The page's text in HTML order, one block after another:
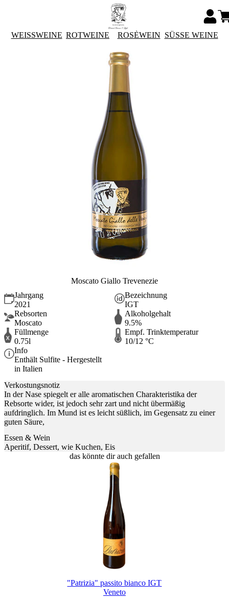
WEISSWEINE ROTWEINE ROSÈWEIN SÜSSE WEINE
Moscato Giallo Trevenezie
Jahrgang
2021
Bezeichnung
IGT
Rebsorten
Moscato
Alkoholgehalt
9.5%
Füllmenge
0.75l
Empf. Trinktemperatur
10/12 °C
Info
Enthält Sulfite - Hergestellt
in Italien
Verkostungsnotiz
In der Nase spiegelt er alle aromatischen Charakteristika der
Rebsorte wider, ist jedoch sehr zart und nicht übermäßig
aufdringlich. Im Mund ist es leicht süßlich, im Gegensatz zu einer
guten Säure,
Essen & Wein
Aperitif, Dessert, wie Kuchen, Eis
das könnte dir auch gefallen
"Patrizia" passito bianco IGT
Veneto